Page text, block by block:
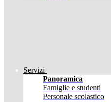
Servizi
Panoramica
Famiglie e studenti
Personale scolastico